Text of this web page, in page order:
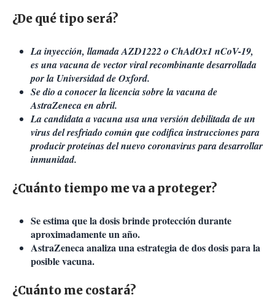
¿De qué tipo será?
La inyección, llamada AZD1222 o ChAdOx1 nCoV-19,
es una vacuna de vector viral recombinante desarrollada
por la Universidad de Oxford.
Se dio a conocer la licencia sobre la vacuna de
AstraZeneca en abril.
La candidata a vacuna usa una versión debilitada de un
virus del resfriado común que codifica instrucciones para
producir proteínas del nuevo coronavirus para desarrollar
inmunidad.
¿Cuánto tiempo me va a proteger?
Se estima que la dosis brinde protección durante
aproximadamente un año.
AstraZeneca analiza una estrategia de dos dosis para la
posible vacuna.
¿Cuánto me costará?